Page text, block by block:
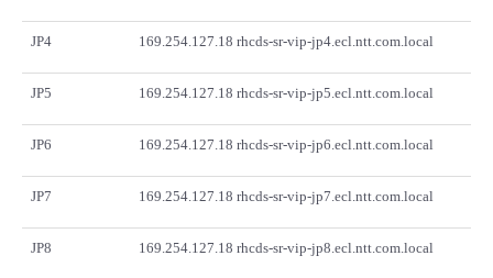
JP4 169.254.127.18 rhcds-sr-vip-jp4.ecl.ntt.com.local
JP5 169.254.127.18 rhcds-sr-vip-jp5.ecl.ntt.com.local
JP6 169.254.127.18 rhcds-sr-vip-jp6.ecl.ntt.com.local
JP7 169.254.127.18 rhcds-sr-vip-jp7.ecl.ntt.com.local
JP8 169.254.127.18 rhcds-sr-vip-jp8.ecl.ntt.com.local